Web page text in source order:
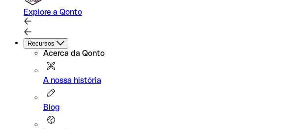
Explore a Qonto
Recursos
Acerca da Qonto
A nossa história
Blog